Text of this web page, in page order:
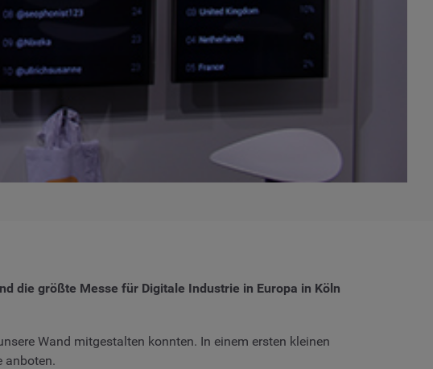
die größte Messe für Digitale Industrie in Europa in Köln
Wand mitgestalten konnten. In einem ersten kleinen
anboten.